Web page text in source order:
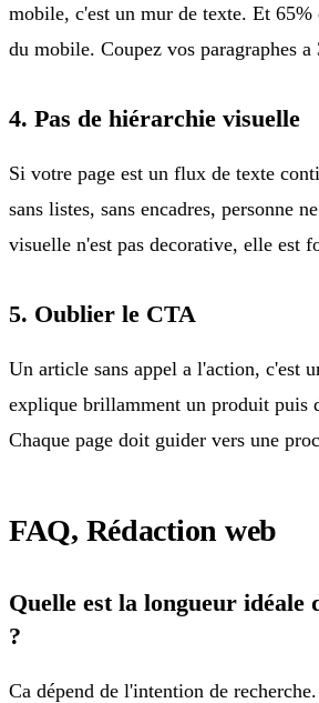
mobile, c'est un mur de texte. Et
du mobile. Coupez vos paragraphes
4. Pas de hiérarchie visuelle
Si votre page est un flux de texte
sans listes, sans encadres, personne
visuelle n'est pas decorative, elle est
5. Oublier le CTA
Un article sans appel a l'action, c'est
explique brillamment un produit puis
Chaque page doit guider vers une
FAQ, Rédaction web
Quelle est la longueur idéale
?
Ca dépend de l'intention de